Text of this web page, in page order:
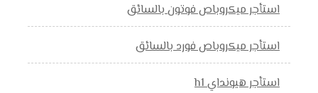
استأجر ميكروباص فوتون بالسائق
استأجر ميكروباص فورد بالسائق
استأجر هيونداي h1